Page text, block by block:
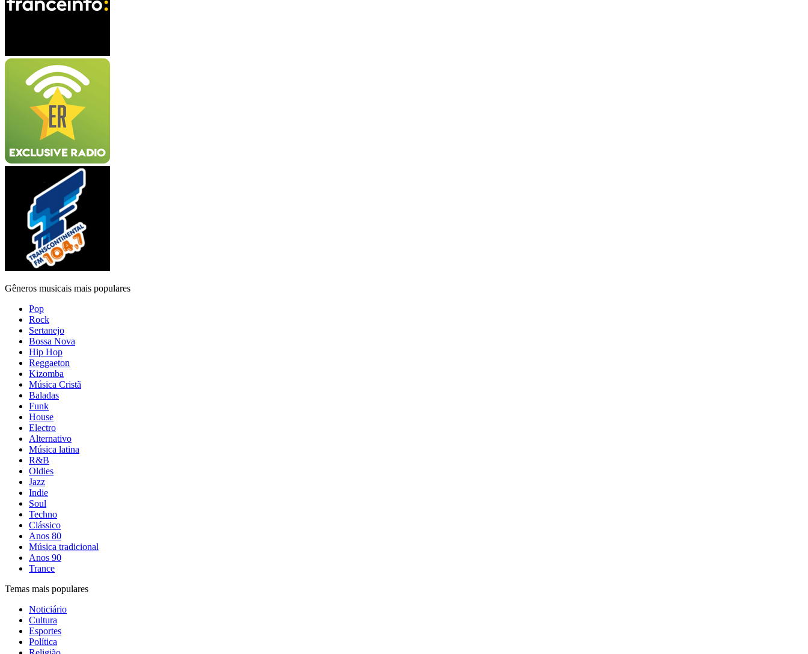
Gêneros musicais mais populares
Pop
Rock
Sertanejo
Bossa Nova
Hip Hop
Reggaeton
Kizomba
Música Cristã
Baladas
Funk
House
Electro
Alternativo
Música latina
R&B
Oldies
Jazz
Indie
Soul
Techno
Clássico
Anos 80
Música tradicional
Anos 90
Trance
Temas mais populares
Noticiário
Cultura
Esportes
Política